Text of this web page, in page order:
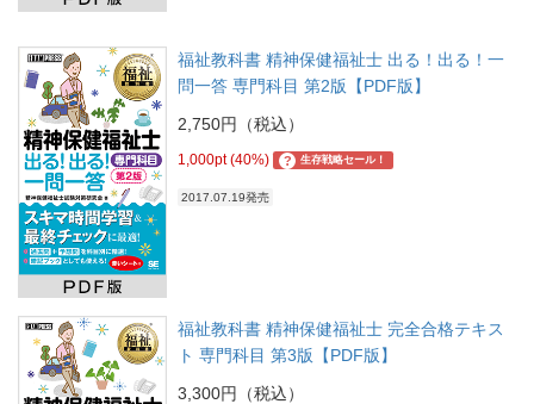
福祉教科書 精神保健福祉士 出る！出る！一
問一答 専門科目 第2版【PDF版】
2,750円（税込）
1,000pt (40%) ? 生存戦略セール！
2017.07.19発売
福祉教科書 精神保健福祉士 完全合格テキス
ト 専門科目 第3版【PDF版】
3,300円（税込）